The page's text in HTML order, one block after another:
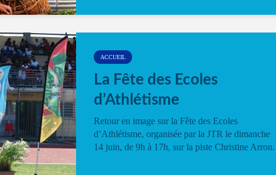
ACCUEIL
La Fête des Ecoles
d’Athlétisme
Retour en image sur la Fête des Ecoles
d’Athlétisme, organisée par la JTR le dimanche
14 juin, de 9h à 17h, sur la piste Christine Arron.